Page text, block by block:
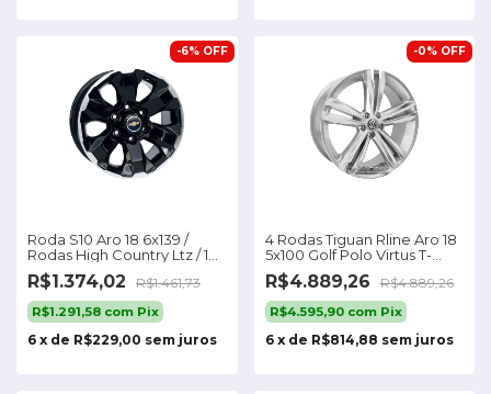
Roda S10 Aro 18 6x139 /
Rodas High Country Ltz / 1
Unidade
-6% OFF
R$1.374,02 R$1.461,73
R$1.291,58 com Pix
6 x de R$229,00 sem juros
4 Rodas Tiguan Rline Aro 18
5x100 Golf Polo Virtus T-
cross
-0% OFF
R$4.889,26 R$4.889,26
R$4.595,90 com Pix
6 x de R$814,88 sem juros